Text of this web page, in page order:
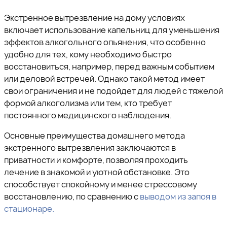
Экстренное вытрезвление на дому условиях
включает использование капельниц для уменьшения
эффектов алкогольного опьянения, что особенно
удобно для тех, кому необходимо быстро
восстановиться, например, перед важным событием
или деловой встречей. Однако такой метод имеет
свои ограничения и не подойдет для людей с тяжелой
формой алкоголизма или тем, кто требует
постоянного медицинского наблюдения.
Основные преимущества домашнего метода
экстренного вытрезвления заключаются в
приватности и комфорте, позволяя проходить
лечение в знакомой и уютной обстановке. Это
способствует спокойному и менее стрессовому
восстановлению, по сравнению свыводом из запоя в
стационаре.